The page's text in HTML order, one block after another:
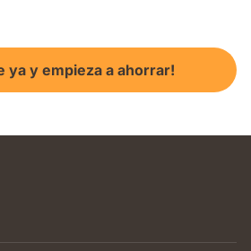
ya y empieza a ahorrar!